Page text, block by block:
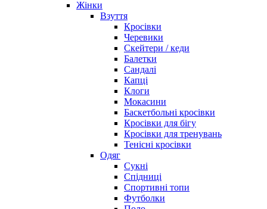
Жінки
Взуття
Кросівки
Черевики
Скейтери / кеди
Балетки
Сандалі
Капці
Клоги
Мокасини
Баскетбольні кросівки
Кросівки для бігу
Кросівки для тренувань
Тенісні кросівки
Одяг
Сукні
Спідниці
Спортивні топи
Футболки